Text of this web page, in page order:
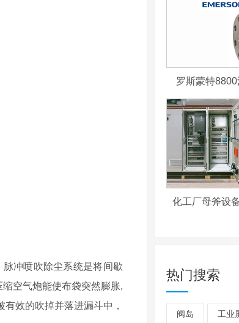
冲喷吹除尘系统是将间歇
空气炮能使布袋突然膨胀,
效的吹掉并落进漏斗中，
罗斯蒙特
化工厂母斧设
热门搜索
阀岛 工业